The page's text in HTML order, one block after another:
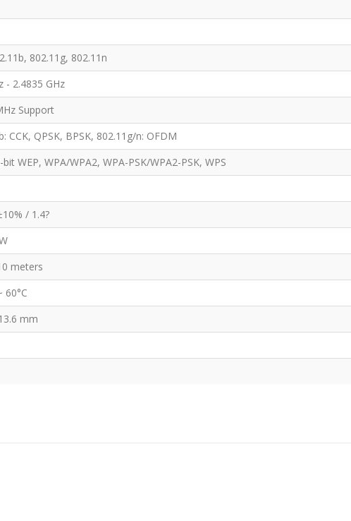
802.11g, 802.11n
- 2.4835 GHz
Support
CCK, QPSK, BPSK, 802.11g/n: OFDM
WEP, WPA/WPA2, WPA-PSK/WPA2-PSK, WPS
/ 1.4?
meters
60°C
mm